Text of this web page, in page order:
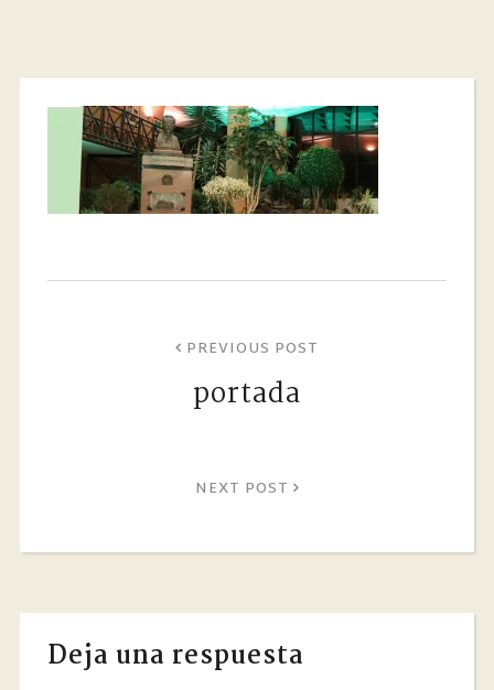
PREVIOUS POST
portada
NEXT POST
Deja una respuesta